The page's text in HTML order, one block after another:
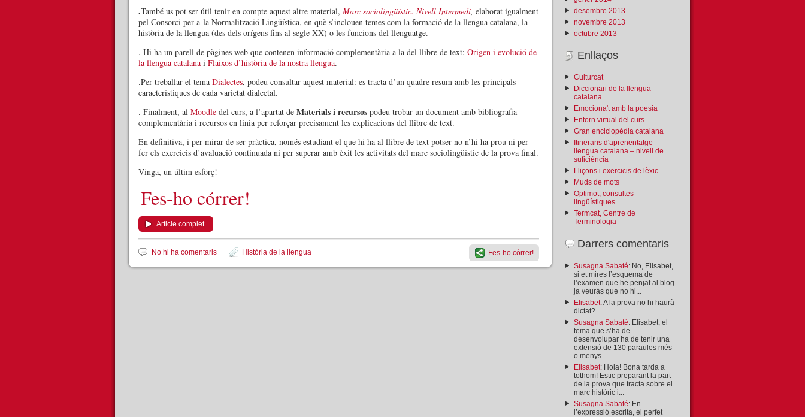
.També us pot ser útil tenir en compte aquest altre material, Marc sociolingüístic. Nivell Intermedi, elaborat igualment
pel Consorci per a la Normalització Lingüística, en què s’inclouen temes com la formació de la llengua catalana, la
història de la llengua (des dels orígens fins al segle XX) o les funcions del llenguatge.
. Hi ha un parell de pàgines web que contenen informació complementària a la del llibre de text: Origen i evolució de
la llengua catalana i Flaixos d’història de la nostra llengua.
.Per treballar el tema Dialectes, podeu consultar aquest material: es tracta d’un quadre resum amb les principals
característiques de cada varietat dialectal.
. Finalment, al Moodle del curs, a l’apartat de Materials i recursos podeu trobar un document amb bibliografia
complementària i recursos en línia per reforçar precisament les explicacions del llibre de text.
En definitiva, i per mirar de ser pràctica, només estudiant el que hi ha al llibre de text potser no n’hi ha prou ni per
fer els exercicis d’avaluació continuada ni per superar amb èxit les activitats del marc sociolingüístic de la prova final.
Vinga, un últim esforç!
Fes-ho córrer!
Article complet
No hi ha comentaris Història de la llengua Fes-ho córrer!
desembre 2013
novembre 2013
octubre 2013
Enllaços
Culturcat
Diccionari de la llengua
catalana
Emociona't amb la poesia
Entorn virtual del curs
Gran enciclopèdia catalana
Itineraris d'aprenentatge –
llengua catalana – nivell de
suficiència
Lliçons i exercicis de lèxic
Muds de mots
Optimot, consultes
lingüístiques
Termcat, Centre de
Terminologia
Darrers comentaris
Susagna Sabaté: No, Elisabet,
si et mires l’esquema de
l’examen que he penjat al blog
ja veuràs que no hi...
Elisabet: A la prova no hi haurà
dictat?
Susagna Sabaté: Elisabet, el
tema que s’ha de
desenvolupar ha de tenir una
extensió de 130 paraules més
o menys.
Elisabet: Hola! Bona tarda a
tothom! Estic preparant la part
de la prova que tracta sobre el
marc històric i...
Susagna Sabaté: En
l’expressió escrita, el perfet